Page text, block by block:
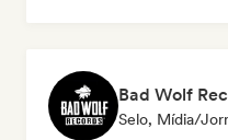
Bad Wolf
Selo, Mídia/